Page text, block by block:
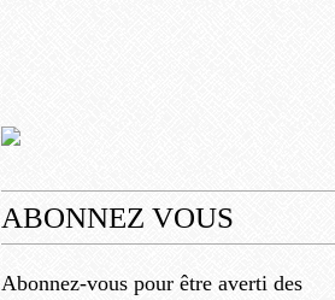
ABONNEZ VOUS
Abonnez-vous pour être averti des